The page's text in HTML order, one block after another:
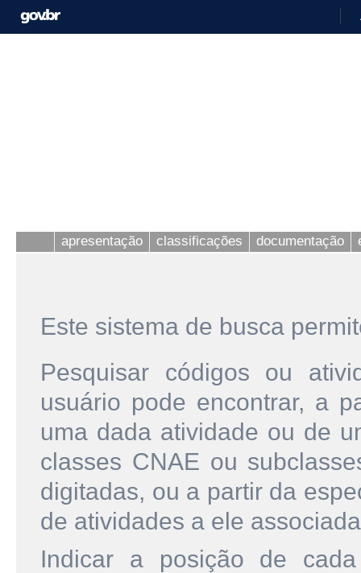
apresentação classificações documentação
Este sistema de busca
Pesquisar códigos ou
usuário pode encontrar, a
uma dada atividade ou de
classes CNAE ou
digitadas, ou a partir da
de atividades a ele
Indicar a posição de